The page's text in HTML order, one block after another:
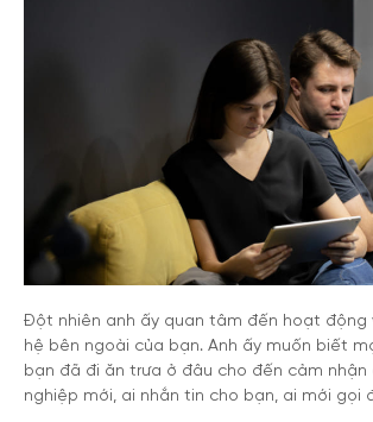
Đột nhiên anh ấy quan tâm đến hoạt động
hệ bên ngoài của bạn. Anh ấy muốn biết
bạn đã đi ăn trưa ở đâu cho đến cảm nhận
nghiệp mới, ai nhắn tin cho bạn, ai mới gọi